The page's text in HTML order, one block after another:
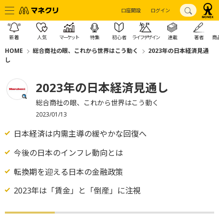
口座開設 ログイン
新着 人気 マーケット 特集 初心者 ライフデザイン 連載 著者 商
HOME 総合商社の眼、これから世界はこう動く
2023年の日本経済見通
し
2023年の日本経済見通し
総合商社の眼、これから世界はこう動く
2023/01/13
日本経済は内需主導の緩やかな回復へ
今後の日本のインフレ動向とは
転換期を迎える日本の金融政策
2023年は「賃金」と「倒産」に注視